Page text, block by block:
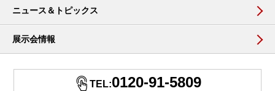
ニュース＆トピックス
展示会情報
TEL:0120-91-5809